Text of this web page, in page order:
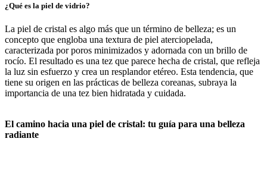
¿Qué es la piel de vidrio?
La piel de cristal es algo más que un término de belleza; es un
concepto que engloba una textura de piel aterciopelada,
caracterizada por poros minimizados y adornada con un brillo de
rocío. El resultado es una tez que parece hecha de cristal, que refleja
la luz sin esfuerzo y crea un resplandor etéreo. Esta tendencia, que
tiene su origen en las prácticas de belleza coreanas, subraya la
importancia de una tez bien hidratada y cuidada.
El camino hacia una piel de cristal: tu guía para una belleza
radiante